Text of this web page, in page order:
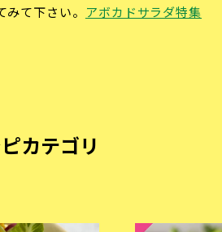
て下さい。 アボカドサラダ特集
カテゴリ